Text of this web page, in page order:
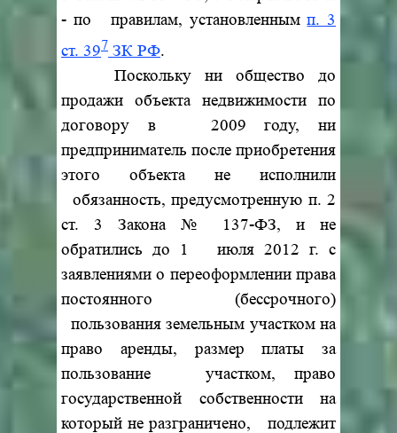
- по правилам, установленнымп. 3
ст. 397 ЗК РФ.
Поскольку ни общество до
продажи объекта недвижимости по
договору в 2009 году, ни
предприниматель после приобретения
этого объекта не исполнили
обязанность, предусмотренную п. 2
ст. 3 Закона № 137-ФЗ, и не
обратились до 1 июля 2012 г. с
заявлениями о переоформлении права
постоянного (бессрочного)
пользования земельным участком на
право аренды, размер платы за
пользование участком, право
государственной собственности на
который не разграничено, подлежит